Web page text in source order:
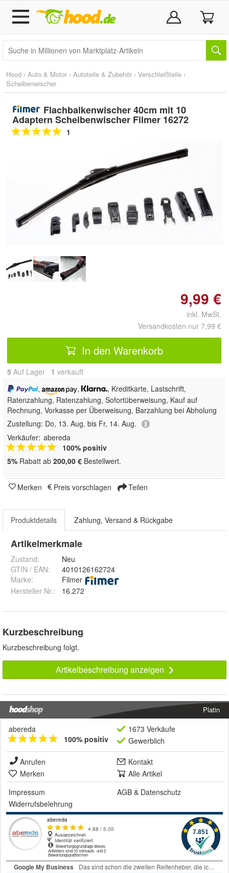
Hood › Auto & Motor › Autoteile & Zubehör › Verschleißteile ›
Scheibenwischer
Flachbalkenwischer 40cm mit 10
Adaptern Scheibenwischer Filmer 16272
1
Doppelt antippen zum
vergrößern
9,99 €
inkl. MwSt.
Versandkosten nur 7,99 €
In den Warenkorb
5 Auf Lager 1 verkauft
,
,
, Kreditkarte, Lastschrift,
Ratenzahlung, Ratenzahlung, Sofortüberweisung, Kauf auf
Rechnung, Vorkasse per Überweisung, Barzahlung bei Abholung
Zustellung: Do, 13. Aug. bis Fr, 14. Aug.
Verkäufer: abereda
100% positiv
5% Rabatt ab 200,00 € Bestellwert.
Merken Preis vorschlagen Teilen
Produktdetails Zahlung, Versand & Rückgabe
Artikelmerkmale
Zustand:
Neu
GTIN / EAN:
4010126162724
Marke:
Filmer
Hersteller Nr.:
16.272
Kurzbeschreibung
Kurzbeschreibung folgt.
Artikelbeschreibung anzeigen
Platin
abereda
100% positiv
1673 Verkäufe
Gewerblich
Anrufen
Kontakt
Merken
Alle Artikel
Impressum
AGB & Datenschutz
Widerrufsbelehrung